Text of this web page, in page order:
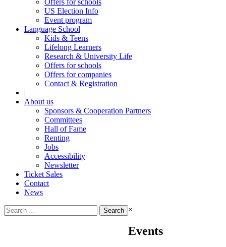
Offers for schools
US Election Info
Event program
Language School
Kids & Teens
Lifelong Learners
Research & University Life
Offers for schools
Offers for companies
Contact & Registration
|
About us
Sponsors & Cooperation Partners
Committees
Hall of Fame
Renting
Jobs
Accessibility
Newsletter
Ticket Sales
Contact
News
Search
for:
×
Events